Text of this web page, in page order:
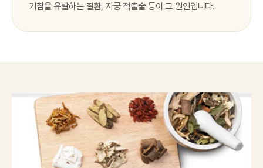
기침을 유발하는 질환, 자궁 적출술 등이 그 원인입니다.